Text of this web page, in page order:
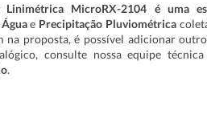
Linimétrica MicroRX-2104 é uma
e Precipitação Pluviométrica
na proposta, é possível adicionar
consulte nossa equipe
.